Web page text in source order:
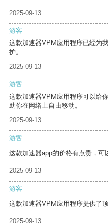
2025-09-13
游客
这款加速器VPM应用程序已经为
护。
2025-09-13
游客
这款加速器VPM应用程序可以给
助你在网络上自由移动。
2025-09-13
游客
这款加速器app的价格有点贵，可
2025-09-13
游客
这款加速器VPM应用程序提供了
2025-09-13